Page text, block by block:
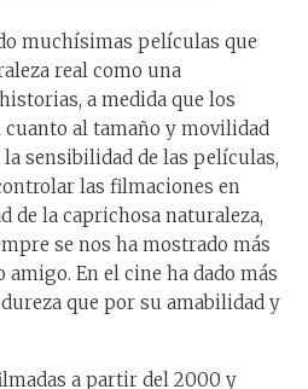
muchísimas películas que
real como una
a medida que los
cuanto al tamaño y movilidad
la sensibilidad de las películas,
las filmaciones en
de la caprichosa naturaleza,
se nos ha mostrado más
En el cine ha dado más
que por su amabilidad y
a partir del 2000 y